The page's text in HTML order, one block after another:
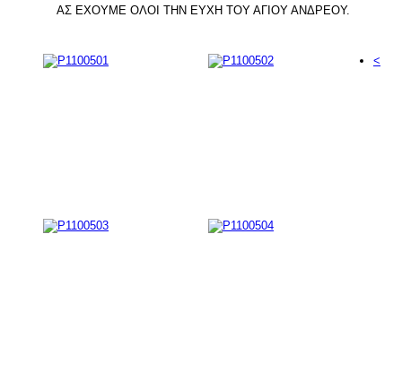
ΑΣ ΕΧΟΥΜΕ ΟΛΟΙ ΤΗΝ ΕΥΧΗ ΤΟΥ ΑΓΙΟΥ ΑΝΔΡΕΟΥ.
<